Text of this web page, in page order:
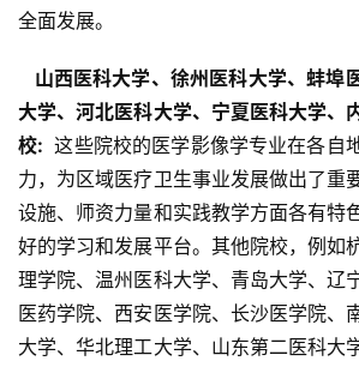
全面发展。
山西医科大学、徐州医科大学、蚌埠
大学、河北医科大学、宁夏医科大学、
校: 这些院校的医学影像学专业在各自
力，为区域医疗卫生事业发展做出了重
设施、师资力量和实践教学方面各有特
好的学习和发展平台。其他院校，例如
理学院、温州医科大学、青岛大学、辽
医药学院、西安医学院、长沙医学院、
大学、华北理工大学、山东第二医科大